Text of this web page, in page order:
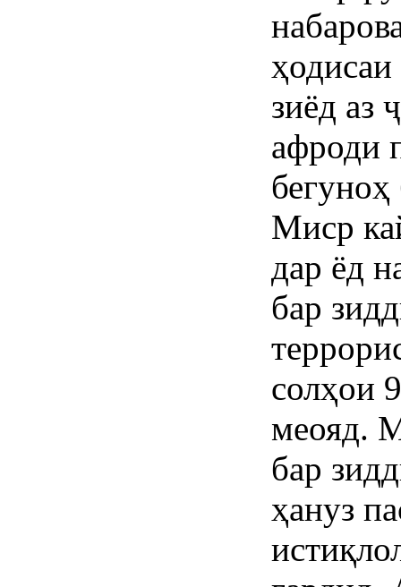
зиёд аз
афроди
бегуноҳ
Миср
дар ёд
бар
солҳои
меояд.
бар
ҳануз